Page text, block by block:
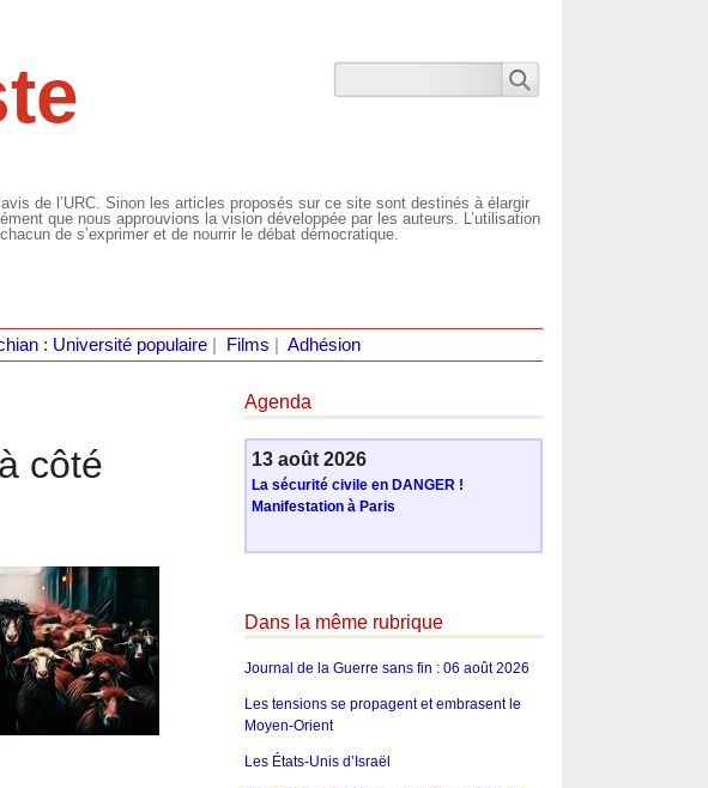
de l’URC. Sinon les articles proposés sur ce site sont destinés à élargir
que nous approuvions la vision développée par les auteurs. L’utilisation
de s’exprimer et de nourrir le débat démocratique.
: Université populaire| Films Adhésion
côté
Agenda
13 août 2026
La sécurité civile en DANGER !
Manifestation à Paris
Dans la même rubrique
Journal de la Guerre sans fin : 06 août 2026
Les tensions se propagent et embrasent le
Moyen-Orient
Les États-Unis d’Israël